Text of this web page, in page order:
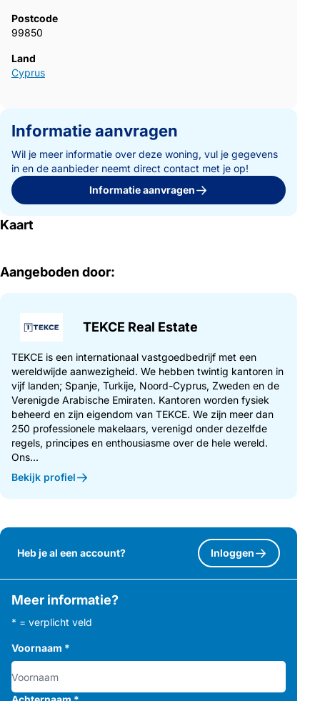
Postcode
99850
Land
Cyprus
Informatie aanvragen
Wil je meer informatie over deze woning, vul je gegevens
in en de aanbieder neemt direct contact met je op!
Informatie aanvragen
Kaart
Aangeboden door:
TEKCE Real Estate
TEKCE is een internationaal vastgoedbedrijf met een
wereldwijde aanwezigheid. We hebben twintig kantoren in
vijf landen; Spanje, Turkije, Noord-Cyprus, Zweden en de
Verenigde Arabische Emiraten. Kantoren worden fysiek
beheerd en zijn eigendom van TEKCE. We zijn meer dan
250 professionele makelaars, verenigd onder dezelfde
regels, principes en enthousiasme over de hele wereld.
Ons...
Bekijk profiel
Heb je al een account? Inloggen
Meer informatie?
* = verplicht veld
Voornaam *